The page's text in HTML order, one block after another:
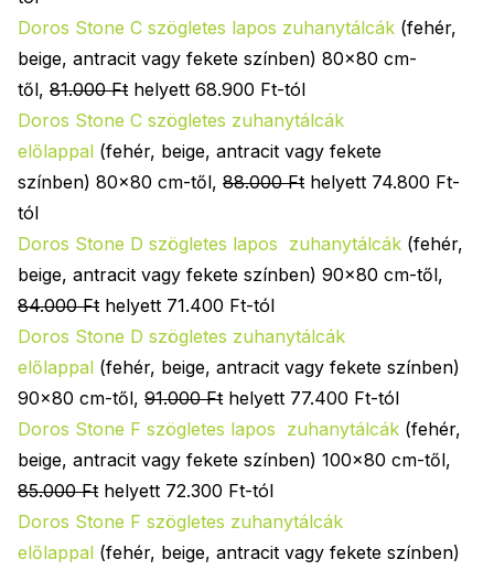
Doros Stone C szögletes lapos zuhanytálcák (fehér,
beige, antracit vagy fekete színben) 80x80 cm-
től, 81.000 Ft helyett 68.900 Ft-tól
Doros Stone C szögletes zuhanytálcák
előlappal (fehér, beige, antracit vagy fekete
színben) 80x80 cm-től, 88.000 Ft helyett 74.800 Ft-
tól
Doros Stone D szögletes lapos zuhanytálcák (fehér,
beige, antracit vagy fekete színben) 90x80 cm-től,
84.000 Ft helyett 71.400 Ft-tól
Doros Stone D szögletes zuhanytálcák
előlappal (fehér, beige, antracit vagy fekete színben)
90x80 cm-től, 91.000 Ft helyett 77.400 Ft-tól
Doros Stone F szögletes lapos zuhanytálcák (fehér,
beige, antracit vagy fekete színben) 100x80 cm-től,
85.000 Ft helyett 72.300 Ft-tól
Doros Stone F szögletes zuhanytálcák
előlappal (fehér, beige, antracit vagy fekete színben)